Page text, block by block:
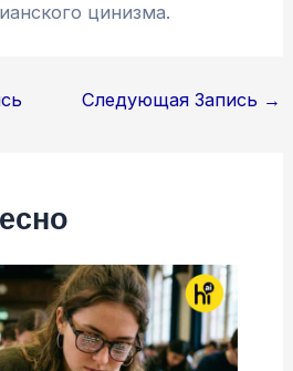
цинизма.
Следующая Запись →